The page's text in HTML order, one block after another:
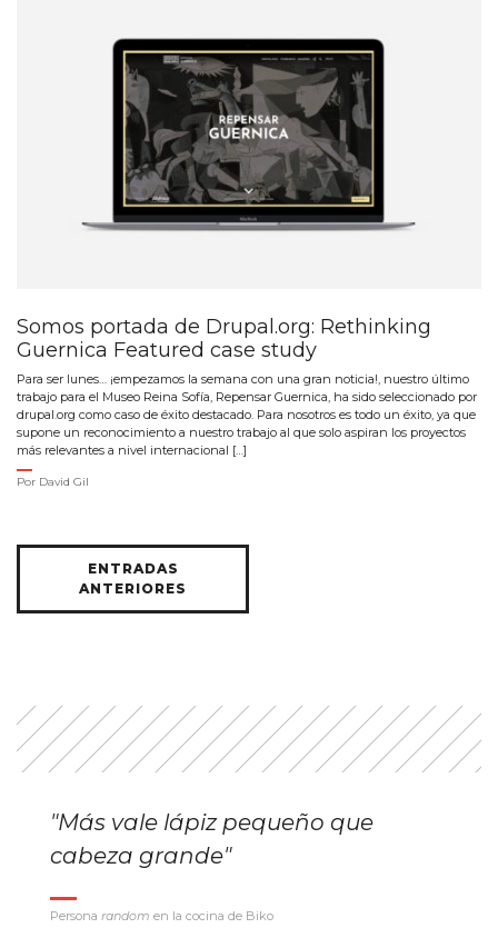
Somos portada de Drupal.org: Rethinking
Guernica Featured case study
Para ser lunes… ¡empezamos la semana con una gran noticia!, nuestro último
trabajo para el Museo Reina Sofía, Repensar Guernica, ha sido seleccionado por
drupal.org como caso de éxito destacado. Para nosotros es todo un éxito, ya que
supone un reconocimiento a nuestro trabajo al que solo aspiran los proyectos
más relevantes a nivel internacional […]
Por David Gil
Navegación
entradas
ENTRADAS
ANTERIORES
"Más vale lápiz pequeño que
cabeza grande"
Persona random en la cocina de Biko